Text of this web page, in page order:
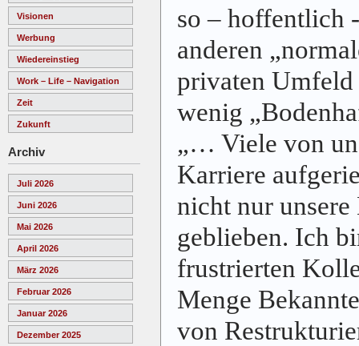
Visionen
Werbung
Wiedereinstieg
Work – Life – Navigation
Zeit
Zukunft
Archiv
Juli 2026
Juni 2026
Mai 2026
April 2026
März 2026
Februar 2026
Januar 2026
Dezember 2025
so – hoffentlich
anderen
privaten
wenig
„… Viele von
Karriere
nicht nur unsere
geblieben. Ich
frustrierten
Menge
von